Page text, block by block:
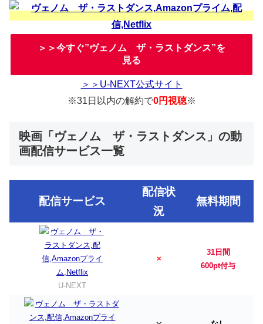
＞＞今すぐ”ヴェノム ザ・ラストダンス”を
見る
＞＞U-NEXT公式サイト
※31日以内の解約で0円視聴※
映画「ヴェノム ザ・ラストダンス」の動
画配信サービス一覧
配信サービス
配信状
況
無料期間
U-NEXT
×
31日間
600pt付与